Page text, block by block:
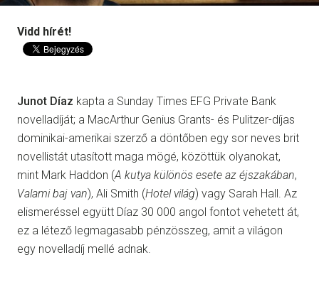
Vidd hírét!
Junot Díaz kapta a Sunday Times EFG Private Bank
novelladíját; a MacArthur Genius Grants- és Pulitzer-díjas
dominikai-amerikai szerző a döntőben egy sor neves brit
novellistát utasított maga mögé, közöttük olyanokat,
mint Mark Haddon (A kutya különös esete az éjszakában,
Valami baj van), Ali Smith (Hotel világ) vagy Sarah Hall. Az
elismeréssel együtt Díaz 30 000 angol fontot vehetett át,
ez a létező legmagasabb pénzösszeg, amit a világon
egy novelladíj mellé adnak.